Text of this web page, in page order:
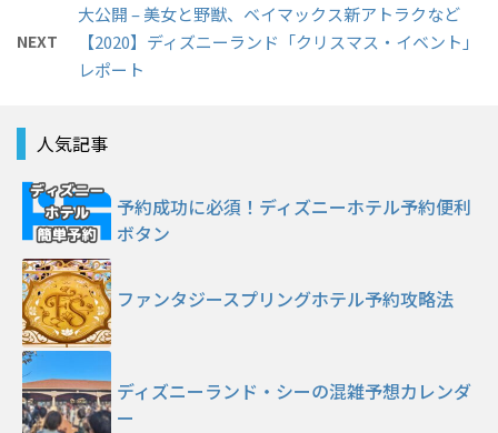
大公開 – 美女と野獣、ベイマックス新アトラクなど
NEXT
【2020】ディズニーランド「クリスマス・イベント」
レポート
人気記事
予約成功に必須！ディズニーホテル予約便利
ボタン
ファンタジースプリングホテル予約攻略法
ディズニーランド・シーの混雑予想カレンダ
ー